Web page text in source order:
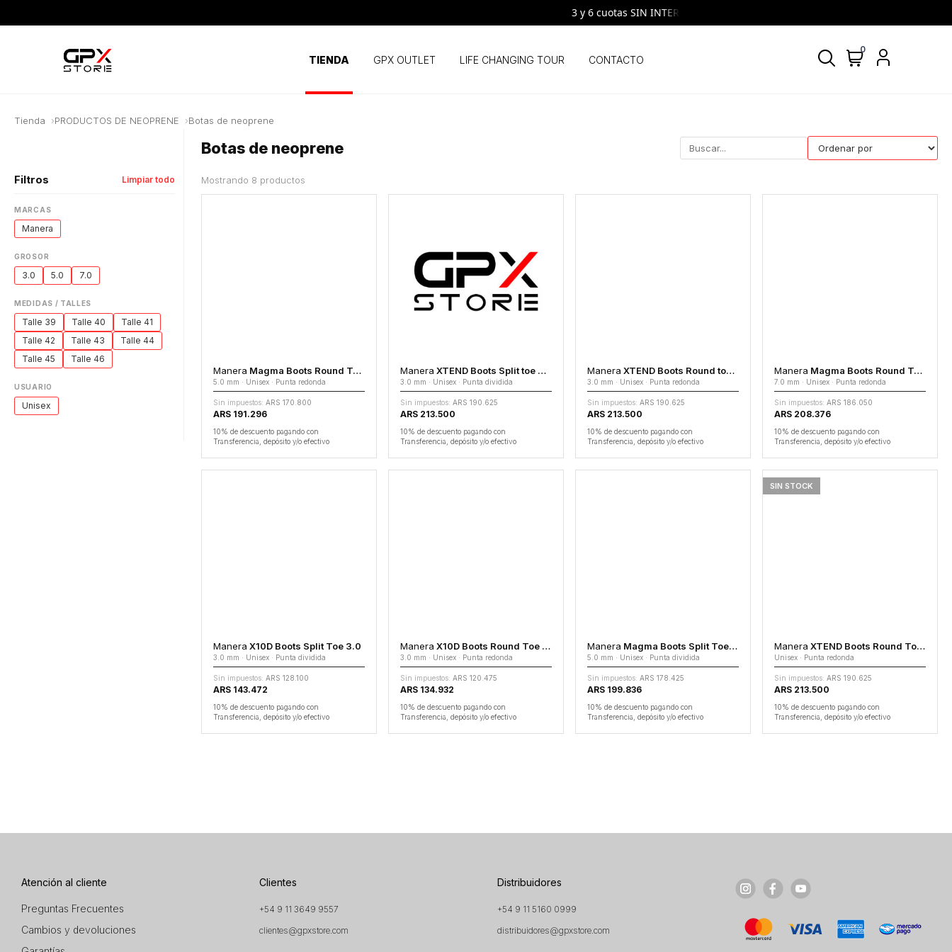
3 y 6 cuotas SIN INTERES | VISA y MASTERCARD | Todos los días, todos los bancos
TIENDA GPX OUTLET LIFE CHANGING TOUR CONTACTO
0
Tienda PRODUCTOS DE NEOPRENE Botas de neoprene
Filtros Limpiar todo
MARCAS
Manera
GROSOR
3.0 5.0 7.0
MEDIDAS / TALLES
Talle 39 Talle 40
Talle 41
Talle 42
Talle 43
Talle 44
Talle 45
Talle 46
USUARIO
Unisex
Botas de neoprene
Mostrando 8 productos
Manera Magma Boots Round Toe 5.0
5.0 mm · Unisex · Punta redonda
Sin impuestos: ARS 170.800
ARS 191.296
10% de descuento pagando con
Transferencia, depósito y/o efectivo
Manera XTEND Boots Split toe 3.0
3.0 mm · Unisex · Punta dividida
Sin impuestos: ARS 190.625
ARS 213.500
10% de descuento pagando con
Transferencia, depósito y/o efectivo
Manera XTEND Boots Round toe 3.0
3.0 mm · Unisex · Punta redonda
Sin impuestos: ARS 190.625
ARS 213.500
10% de descuento pagando con
Transferencia, depósito y/o efectivo
Manera Magma Boots Round Toe 7.0
7.0 mm · Unisex · Punta redonda
Sin impuestos: ARS 186.050
ARS 208.376
10% de descuento pagando con
Transferencia, depósito y/o efectivo
Manera X10D Boots Split Toe 3.0
3.0 mm · Unisex · Punta dividida
Sin impuestos: ARS 128.100
ARS 143.472
10% de descuento pagando con
Transferencia, depósito y/o efectivo
Manera X10D Boots Round Toe 3.0
3.0 mm · Unisex · Punta redonda
Sin impuestos: ARS 120.475
ARS 134.932
10% de descuento pagando con
Transferencia, depósito y/o efectivo
Manera Magma Boots Split Toe 5.0
5.0 mm · Unisex · Punta dividida
Sin impuestos: ARS 178.425
ARS 199.836
10% de descuento pagando con
Transferencia, depósito y/o efectivo
SIN STOCK
Manera XTEND Boots Round Toe 5.0
Unisex · Punta redonda
Sin impuestos: ARS 190.625
ARS 213.500
10% de descuento pagando con
Transferencia, depósito y/o efectivo
Atención al cliente
Preguntas Frecuentes
Cambios y devoluciones
Clientes
+54 9 11 3649 9557
clientes@gpxstore.com
Distribuidores
+54 9 11 5160 0999
distribuidores@gpxstore.com